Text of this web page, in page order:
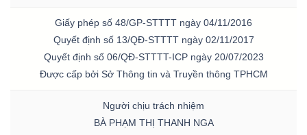
Giấy phép số 48/GP-STTTT ngày 04/11/2016
Quyết định số 13/QĐ-STTTT ngày 02/11/2017
Quyết định số 06/QĐ-STTTT-ICP ngày 20/07/2023
Được cấp bởi Sở Thông tin và Truyền thông TPHCM
Người chịu trách nhiệm
BÀ PHẠM THỊ THANH NGA